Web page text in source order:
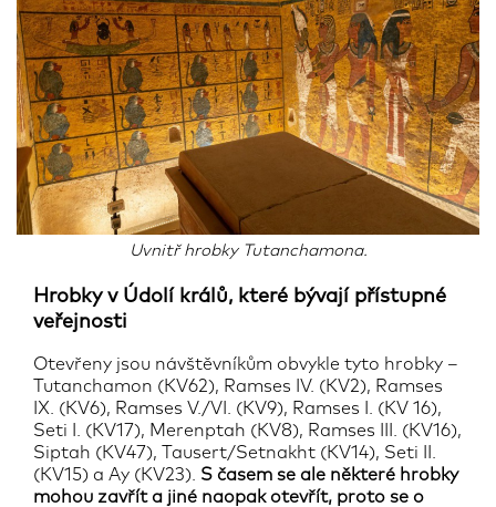
Uvnitř hrobky Tutanchamona.
Hrobky v Údolí králů, které bývají přístupné
veřejnosti
Otevřeny jsou návštěvníkům obvykle tyto hrobky –
Tutanchamon (KV62), Ramses IV. (KV2), Ramses
IX. (KV6), Ramses V./VI. (KV9), Ramses I. (KV 16),
Seti I. (KV17), Merenptah (KV8), Ramses III. (KV16),
Siptah (KV47), Tausert/Setnakht (KV14), Seti II.
(KV15) a Ay (KV23). S časem se ale některé hrobky
mohou zavřít a jiné naopak otevřít, proto se o